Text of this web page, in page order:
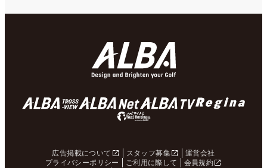
広告掲載について スタッフ募集
運営会社
プライバシーポリシー
ご利用に際して 会員規約